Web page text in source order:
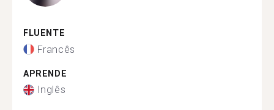
FLUENTE
Francês
APRENDE
Inglês